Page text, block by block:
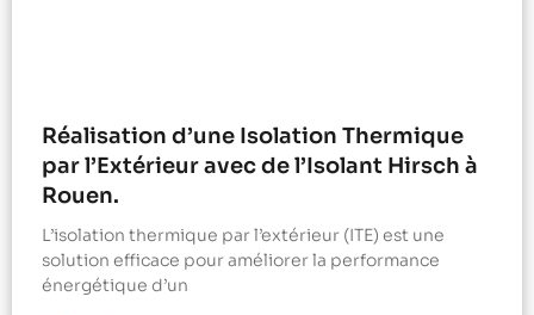
Réalisation d’une Isolation Thermique
par l’Extérieur avec de l’Isolant Hirsch à
Rouen.
L’isolation thermique par l’extérieur (ITE) est une
solution efficace pour améliorer la performance
énergétique d’un